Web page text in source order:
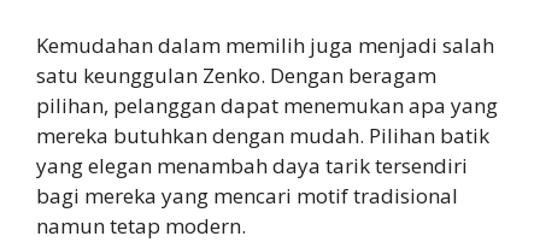
Kemudahan dalam memilih juga menjadi salah
satu keunggulan Zenko. Dengan beragam
pilihan, pelanggan dapat menemukan apa yang
mereka butuhkan dengan mudah. Pilihan batik
yang elegan menambah daya tarik tersendiri
bagi mereka yang mencari motif tradisional
namun tetap modern.